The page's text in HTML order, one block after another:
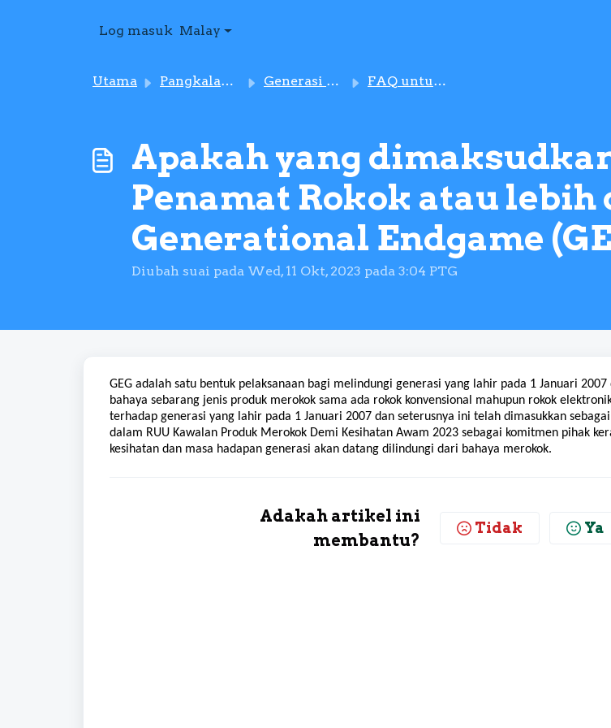
Log masuk Malay
Utama Pangkalan pengetahuan Generasi Penamat Rokok FAQ untuk Generasi Penamat Rokok
Apakah yang
Penamat Rokok atau
Generational Endgame
Diubah suai pada Wed, 11 Okt, 2023 pada 3:04 PTG
GEG adalah satu bentuk pelaksanaan bagi melindungi generasi yang lahir pada 1 Januari 2007
bahaya sebarang jenis produk merokok sama ada rokok konvensional mahupun rokok
terhadap generasi yang lahir pada 1 Januari 2007 dan seterusnya ini telah dimasukkan
dalam RUU Kawalan Produk Merokok Demi Kesihatan Awam 2023 sebagai komitmen pihak
kesihatan dan masa hadapan generasi akan datang dilindungi dari bahaya merokok.
Adakah artikel ini
membantu?
Tidak Ya